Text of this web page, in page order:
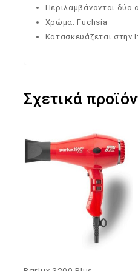
Περιλαμβάνονται δύο
Χρώμα: Fuchsia
Κατασκευάζεται στην
Σχετικά